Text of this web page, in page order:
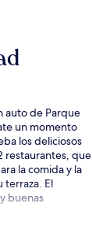
auto de Parque
un momento
los deliciosos
restaurantes, que
la comida y la
terraza. El
buenas